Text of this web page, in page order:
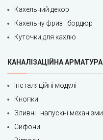
Кахельний декор
Кахельну фриз і бордюр
Куточки для кахлю
КАНАЛІЗАЦІЙНА АРМАТУРА
Інсталяційні модулі
Кнопки
Зливні і напускні механізми
Сифони